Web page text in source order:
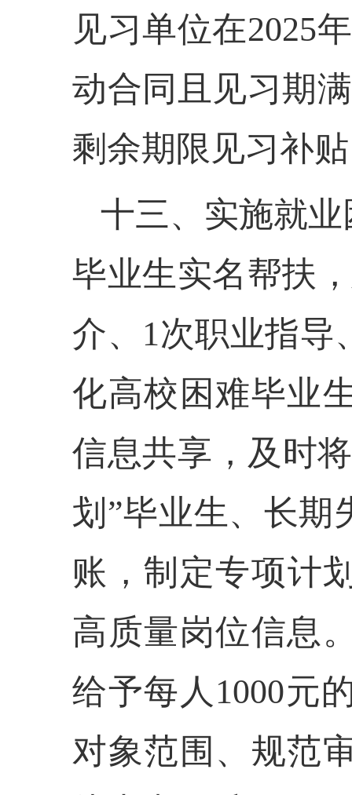
见习单位在2025
动合同且见习期
剩余期限见习补
十三、实施就
毕业生实名帮扶
介、1次职业指导
化高校困难毕业
信息共享，及时
划”毕业生、长期
账，制定专项计
高质量岗位信息
给予每人1000元
对象范围、规范